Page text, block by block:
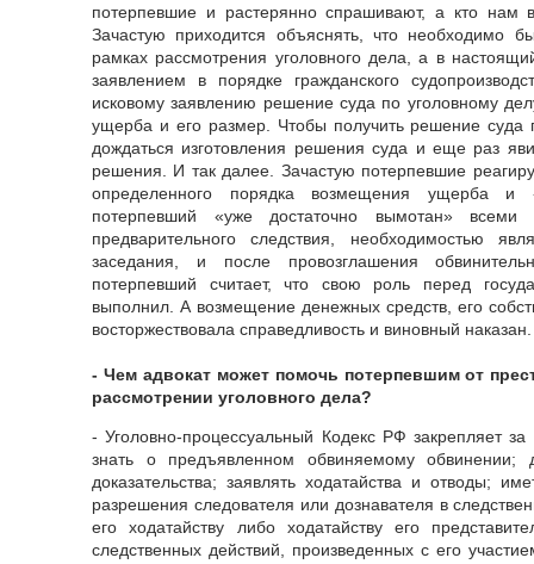
потерпевшие и растерянно спрашивают, а кто нам
Зачастую приходится объяснять, что необходимо
рамках рассмотрения уголовного дела, а в
заявлением в порядке гражданского
исковому заявлению решение суда по уголовному
ущерба и его размер. Чтобы получить решение суда
дождаться изготовления решения суда и еще раз
решения. И так далее. Зачастую потерпевшие
определенного порядка возмещения ущерба и
потерпевший «уже достаточно вымотан»
предварительного следствия, необходимостью
заседания, и после провозглашения
потерпевший считает, что свою роль перед
выполнил. А возмещение денежных средств, его
восторжествовала справедливость и виновный наказан.
- Чем адвокат может помочь потерпевшим от
рассмотрении уголовного дела?
- Уголовно-процессуальный Кодекс РФ закрепляет
знать о предъявленном обвиняемому обвинении;
доказательства; заявлять ходатайства и отводы;
разрешения следователя или дознавателя в
его ходатайству либо ходатайству его
следственных действий, произведенных с его